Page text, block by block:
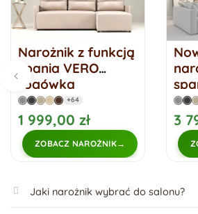
Narożnik z funkcją
spania VERO
rogówka
PIKOWANE
poduszki
+64
1 999,00 zł
ZOBACZ NAROŻNIK
3
Jaki narożnik wybrać do salonu?